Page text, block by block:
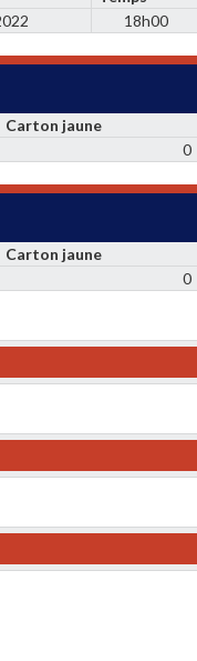
18h00
Carton jaune
0
Carton jaune
0